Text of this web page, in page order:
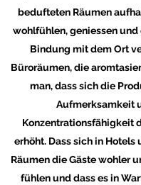
bedufteten Räumen
wohlfühlen, geniessen
Bindung mit dem Ort
Büroräumen, die
man, dass sich die
Aufmerksamkeit
Konzentrationsfähigkeit
erhöht. Dass sich in
Räumen die Gäste wohler
fühlen und dass es in